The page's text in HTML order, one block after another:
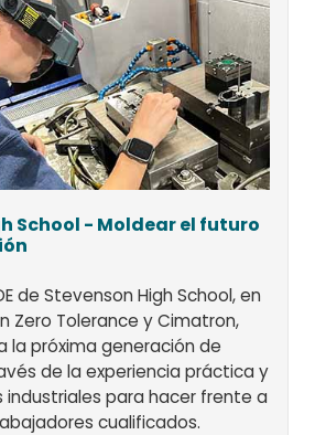
School - Moldear el futuro
de Stevenson High School, en
Zero Tolerance y Cimatron,
la próxima generación de
de la experiencia práctica y
industriales para hacer frente a
cualificados.